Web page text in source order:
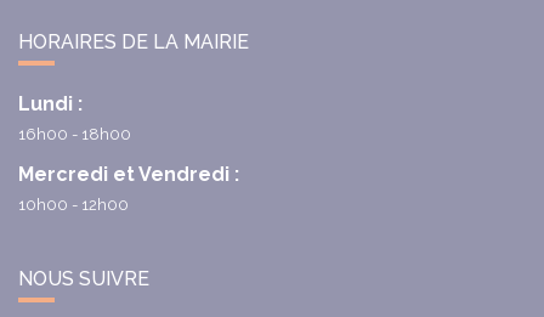
HORAIRES DE LA MAIRIE
Lundi :
16h00 - 18h00
Mercredi et Vendredi :
10h00 - 12h00
NOUS SUIVRE